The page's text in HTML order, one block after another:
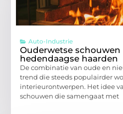
Auto-Industrie
Ouderwetse
hedendaagse haarden
De combinatie van oude en
trend die steeds populairder
interieurontwerpen. Het idee
schouwen die samengaat met